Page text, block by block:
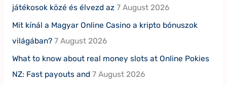
játékosok közé és élvezd az 7 August 2026
Mit kínál a Magyar Online Casino a kripto bónuszok
világában? 7 August 2026
What to know about real money slots at Online Pokies
NZ: Fast payouts and 7 August 2026